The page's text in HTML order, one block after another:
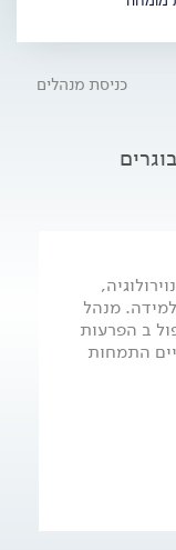
השלישי. אנשי
לתת מידע
הטיפול
כניסת מנהלים
מנהל
ב הפרעות
התמחות